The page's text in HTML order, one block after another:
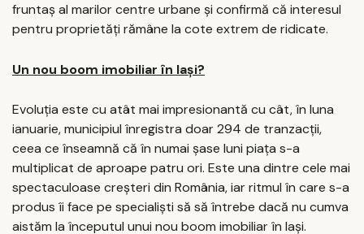
fruntaș al marilor centre urbane și confirmă că interesul
pentru proprietăți rămâne la cote extrem de ridicate.
Un nou boom imobiliar în Iași?
Evoluția este cu atât mai impresionantă cu cât, în luna
ianuarie, municipiul înregistra doar 294 de tranzacții,
ceea ce înseamnă că în numai șase luni piața s-a
multiplicat de aproape patru ori. Este una dintre cele mai
spectaculoase creșteri din România, iar ritmul în care s-a
produs îi face pe specialiști să să întrebe dacă nu cumva
aistăm la începutul unui nou boom imobiliar în Iași.